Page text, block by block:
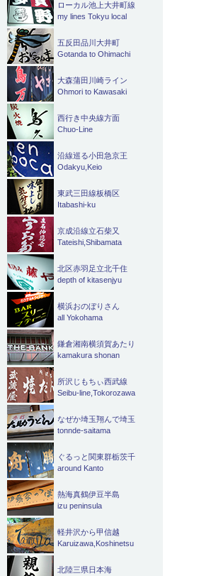
ローカル池上大井町線
my lines Tokyu local
五反田品川大井町
Gotanda to Ohimachi
大森蒲田川崎ライン
Ohmori to Kawasaki
西行き中央線方面
Chuo-Line
沿線巡る小田急京王
Odakyu,Keio
東武三田線板橋区
Itabashi-ku
京成沿線立石柴又
Tateishi,Shibamata
北区赤羽足立北千住
depth of kitasenjyu
横浜おのぼりさん
all Yokohama
鎌倉湘南横須賀あたり
kamakura shonan
所沢じもちぃ西武線
Seibu-line,Tokorozawa
なぜか埼玉翔んで埼玉
tonnde-saitama
ぐるっと関東群栃茨千
around Kanto
熱海真鶴伊豆半島
izu peninsula
軽井沢から甲信越
Karuizawa,Koshinetsu
北陸三県日本海